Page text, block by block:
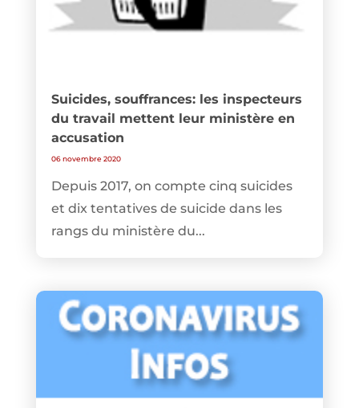
Suicides, souffrances: les inspecteurs
du travail mettent leur ministère en
accusation
06 novembre 2020
Depuis 2017, on compte cinq suicides
et dix tentatives de suicide dans les
rangs du ministère du...